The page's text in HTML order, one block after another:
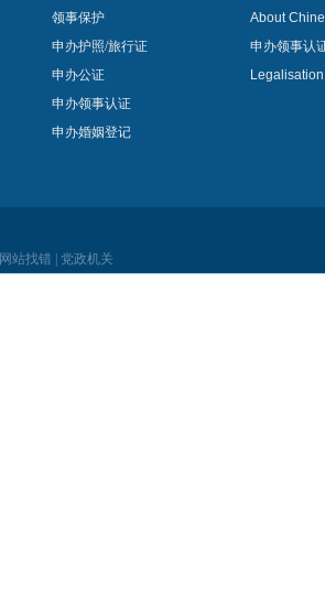
领事保护
申办护照/旅行证
申办公证
申办领事认证
申办婚姻登记
About
申办领事认
网站找错 党政机关